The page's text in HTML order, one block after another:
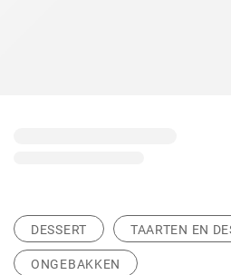
DESSERT TAARTEN EN
ONGEBAKKEN